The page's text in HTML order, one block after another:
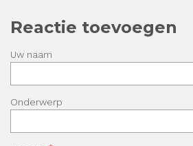
Reactie toevoegen
Uw naam
Onderwerp